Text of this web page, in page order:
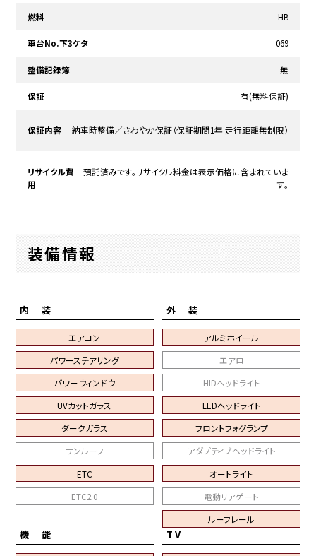
燃料 HB
車台No.下3ケタ 069
整備記録簿 無
保証 有(無料保証)
保証内容 納車時整備／さわやか保証（保証期間1年 走行距離無制限）
リサイクル費
用
預託済みです。リサイクル料金は表示価格に含まれていま
す。
装備情報
内 装
エアコン
パワーステアリング
パワーウィンドウ
UVカットガラス
ダークガラス
サンルーフ
ETC
ETC2.0
外 装
アルミホイール
エアロ
HIDヘッドライト
LEDヘッドライト
フロントフォグランプ
アダプティブヘッドライト
オートライト
電動リアゲート
ルーフレール
機 能 TV